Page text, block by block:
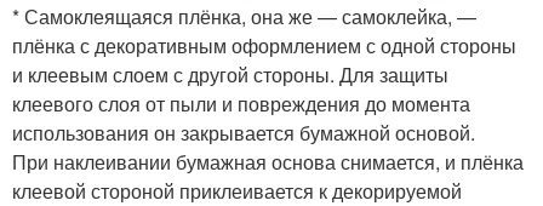
* Самоклеящаяся плёнка, она же — самоклейка, —
плёнка с декоративным оформлением с одной стороны
и клеевым слоем с другой стороны. Для защиты
клеевого слоя от пыли и повреждения до момента
использования он закрывается бумажной основой.
При наклеивании бумажная основа снимается, и плёнка
клеевой стороной приклеивается к декорируемой